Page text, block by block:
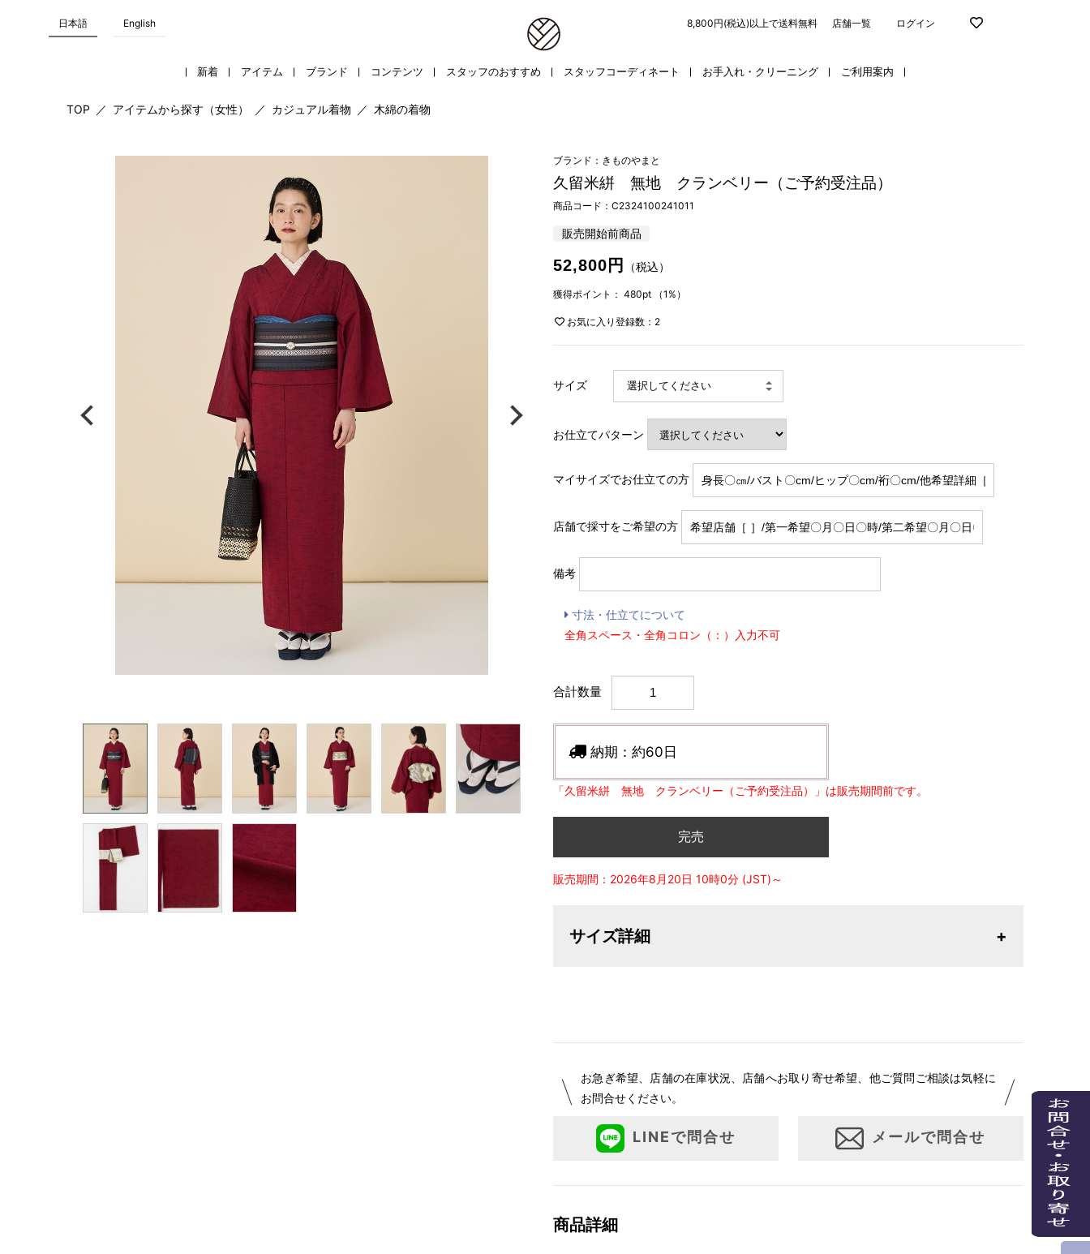
日本語 English ログイン
8,800円(税込)以上で送料無料 店舗一覧
新着 アイテム ブランド コンテンツ スタッフのおすすめ スタッフコーディネート お手入れ・クリーニング ご利用案内
TOP ／ アイテムから探す（女性） ／ カジュアル着物 ／ 木綿の着物
ブランド：きものやまと
久留米絣 無地 クランベリー（ご予約受注品）
商品コード： C2324100241011
販売開始前商品
52,800円 （税込）
獲得ポイント： 480pt （1%）
お気に入り登録数：2
サイズ
お仕立てパターン
マイサイズでお仕立ての方
店舗で採寸をご希望の方
備考
寸法・仕立てについて
全角スペース・全角コロン（：）入力不可
合計数量
納期： 約60日
「久留米絣 無地 クランベリー（ご予約受注品）」は販売期間前です。
完売
販売期間：2026年8月20日 10時0分 (JST)～
サイズ詳細
お急ぎ希望、店舗の在庫状況、店舗へお取り寄せ希望、他ご質問ご相談は気軽に
お問合せください。
LINEで問合せ メールで問合せ
商品詳細